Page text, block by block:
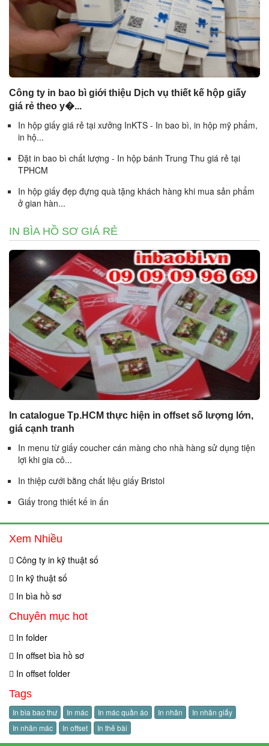
Công ty in bao bì giới thiệu Dịch vụ thiết kế hộp giấy
giá rẻ theo y�...
In hộp giấy giá rẻ tại xưởng InKTS - In bao bì, in hộp mỹ phẩm,
in hộ...
Đặt in bao bì chất lượng - In hộp bánh Trung Thu giá rẻ tại
TPHCM
In hộp giấy đẹp đựng quà tặng khách hàng khi mua sản phẩm
ở gian hàn...
IN BÌA HỒ SƠ GIÁ RẺ
In catalogue Tp.HCM thực hiện in offset số lượng lớn,
giá cạnh tranh
In menu từ giấy coucher cán màng cho nhà hàng sử dụng tiện
lợi khi gia cô...
In thiệp cưới bằng chất liệu giấy Bristol
Giấy trong thiết kế in ấn
Xem Nhiều
Công ty in kỹ thuật số
In kỹ thuật số
In bìa hồ sơ
Chuyên mục hot
In folder
In offset bìa hồ sơ
In offset folder
Tags
In bìa bao thư In mác In mác quần áo In nhãn
In nhãn giấy
In nhãn mác
In offset In thẻ bài